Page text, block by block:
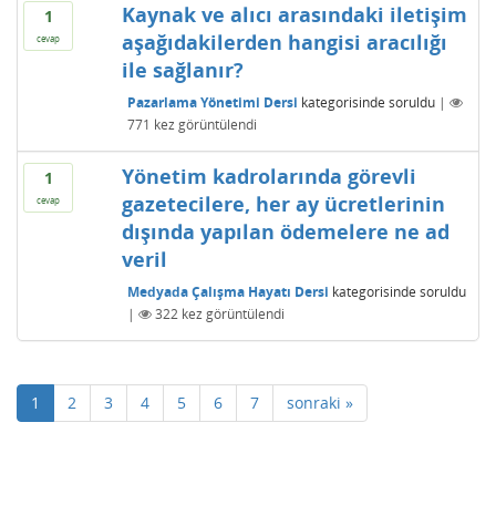
1
cevap
Kaynak ve alıcı arasındaki iletişim
aşağıdakilerden hangisi aracılığı
ile sağlanır?
Pazarlama Yönetimi Dersi kategorisinde soruldu |
771 kez görüntülendi
1
cevap
Yönetim kadrolarında görevli
gazetecilere, her ay ücretlerinin
dışında yapılan ödemelere ne ad
veril
Medyada Çalışma Hayatı Dersi kategorisinde soruldu
|
322kez görüntülendi
1 2 3 4 5 6 7 sonraki »